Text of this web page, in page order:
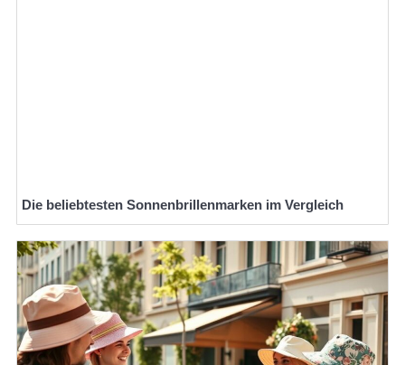
Die beliebtesten Sonnenbrillenmarken im Vergleich